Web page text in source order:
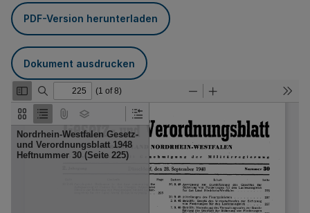
PDF-Version herunterladen
Dokument ausdrucken